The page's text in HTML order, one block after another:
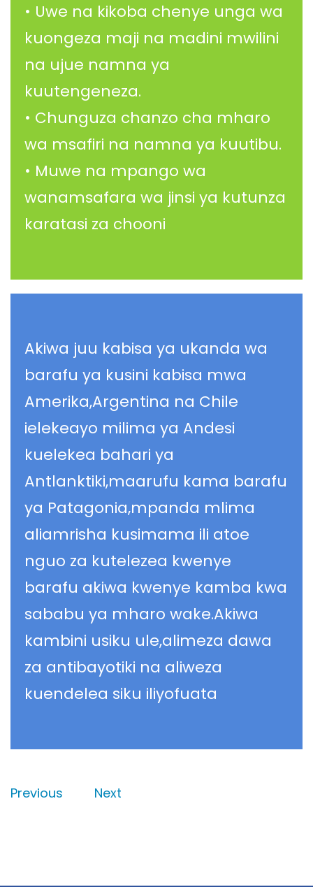
• Uwe na kikoba chenye unga wa
kuongeza maji na madini mwilini
na ujue namna ya
kuutengeneza.
• Chunguza chanzo cha mharo
wa msafiri na namna ya kuutibu.
• Muwe na mpango wa
wanamsafara wa jinsi ya kutunza
karatasi za chooni
Akiwa juu kabisa ya ukanda wa
barafu ya kusini kabisa mwa
Amerika,Argentina na Chile
ielekeayo milima ya Andesi
kuelekea bahari ya
Antlanktiki,maarufu kama barafu
ya Patagonia,mpanda mlima
aliamrisha kusimama ili atoe
nguo za kutelezea kwenye
barafu akiwa kwenye kamba kwa
sababu ya mharo wake.Akiwa
kambini usiku ule,alimeza dawa
za antibayotiki na aliweza
kuendelea siku iliyofuata
Previous Next